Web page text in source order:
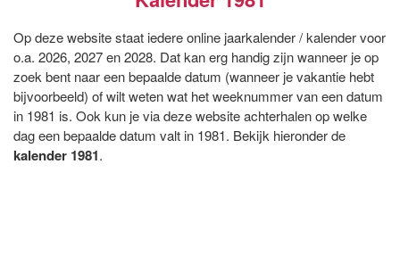
Op deze website staat iedere online jaarkalender / kalender voor
o.a. 2026, 2027 en 2028. Dat kan erg handig zijn wanneer je op
zoek bent naar een bepaalde datum (wanneer je vakantie hebt
bijvoorbeeld) of wilt weten wat het weeknummer van een datum
in 1981 is. Ook kun je via deze website achterhalen op welke
dag een bepaalde datum valt in 1981. Bekijk hieronder de
kalender 1981.